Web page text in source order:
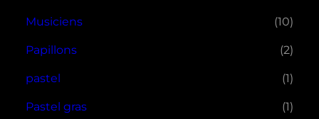
Musiciens (10)
Papillons (2)
pastel (1)
Pastel gras (1)